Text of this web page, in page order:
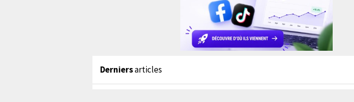
Derniersarticles